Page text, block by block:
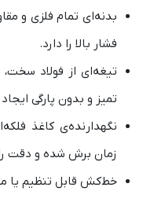
بدنه‌ای تمام فلزی و
فشار بالا را دارد.
تیغه‌ای از فولاد
تمیز و بدون پارگی
نگهدارنده‌ی کاغذ
زمان برش شده و دقت
خط‌کش قابل تنظیم یا